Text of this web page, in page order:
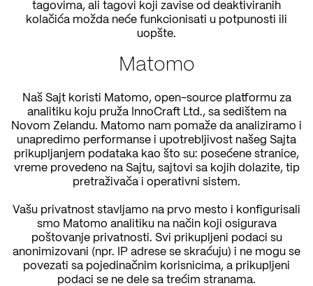
tagovima, ali tagovi koji zavise od deaktiviranih
kolačića možda neće funkcionisati u potpunosti ili
uopšte.
Matomo
Naš Sajt koristi Matomo, open-source platformu za
analitiku koju pruža InnoCraft Ltd., sa sedištem na
Novom Zelandu. Matomo nam pomaže da analiziramo i
unapredimo performanse i upotrebljivost našeg Sajta
prikupljanjem podataka kao što su: posećene stranice,
vreme provedeno na Sajtu, sajtovi sa kojih dolazite, tip
pretraživača i operativni sistem.
Vašu privatnost stavljamo na prvo mesto i konfigurisali
smo Matomo analitiku na način koji osigurava
poštovanje privatnosti. Svi prikupljeni podaci su
anonimizovani (npr. IP adrese se skraćuju) i ne mogu se
povezati sa pojedinačnim korisnicima, a prikupljeni
podaci se ne dele sa trećim stranama.